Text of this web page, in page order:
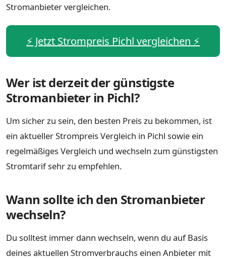
Stromanbieter vergleichen.
⚡️ Jetzt Strompreis Pichl vergleichen ⚡️
Wer ist derzeit der günstigste
Stromanbieter in Pichl?
Um sicher zu sein, den besten Preis zu bekommen, ist
ein aktueller Strompreis Vergleich in Pichl sowie ein
regelmäßiges Vergleich und wechseln zum günstigsten
Stromtarif sehr zu empfehlen.
Wann sollte ich den Stromanbieter
wechseln?
Du solltest immer dann wechseln, wenn du auf Basis
deines aktuellen Stromverbrauchs einen Anbieter mit